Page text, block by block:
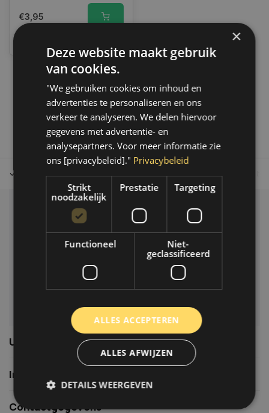
€3,95
1
Tot 30 dagen retour sturen. Op werkdagen voor 14.00 uur
Klantenservice
Veelgestelde vragen
06-39119169
info@autoklusser.nl
Usefull links
Informatie
Contactgegevens
×
Deze website maakt gebruik
van cookies.
"We gebruiken cookies om inhoud en
advertenties te personaliseren en ons
verkeer te analyseren. We delen hiervoor
gegevens met advertentie- en
analysepartners. Voor meer informatie zie
ons [privacybeleid]." Privacybeleid
Strikt
noodzakelijk
Prestatie Targeting
Functioneel
Niet-
geclassificeerd
ALLES ACCEPTEREN
ALLES AFWIJZEN
DETAILS WEERGEVEN